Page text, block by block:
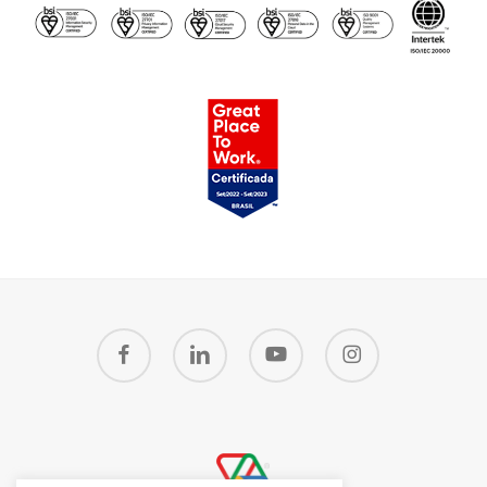
facebook linkedin youtube instagram